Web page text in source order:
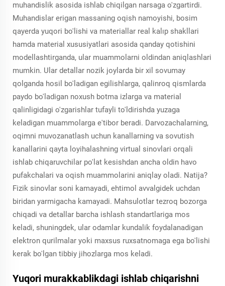
muhandislik asosida ishlab chiqilgan narsaga o'zgartirdi.
Muhandislar erigan massaning oqish namoyishi, bosim
qayerda yuqori bo'lishi va materiallar real kalıp shakllari
hamda material xususiyatlari asosida qanday qotishini
modellashtirganda, ular muammolarni oldindan aniqlashlari
mumkin. Ular detallar nozik joylarda bir xil sovumay
qolganda hosil bo'ladigan egilishlarga, qalinroq qismlarda
paydo bo'ladigan noxush botma izlarga va material
qalinligidagi o'zgarishlar tufayli to'ldirishda yuzaga
keladigan muammolarga e'tibor beradi. Darvozachalarning,
oqimni muvozanatlash uchun kanallarning va sovutish
kanallarini qayta loyihalashning virtual sinovlari orqali
ishlab chiqaruvchilar po'lat kesishdan ancha oldin havo
pufakchalari va oqish muammolarini aniqlay oladi. Natija?
Fizik sinovlar soni kamayadi, ehtimol avvalgidek uchdan
biridan yarmigacha kamayadi. Mahsulotlar tezroq bozorga
chiqadi va detallar barcha ishlash standartlariga mos
keladi, shuningdek, ular odamlar kundalik foydalanadigan
elektron qurilmalar yoki maxsus ruxsatnomaga ega bo'lishi
kerak bo'lgan tibbiy jihozlarga mos keladi.
Yuqori murakkablikdagi ishlab chiqarishni